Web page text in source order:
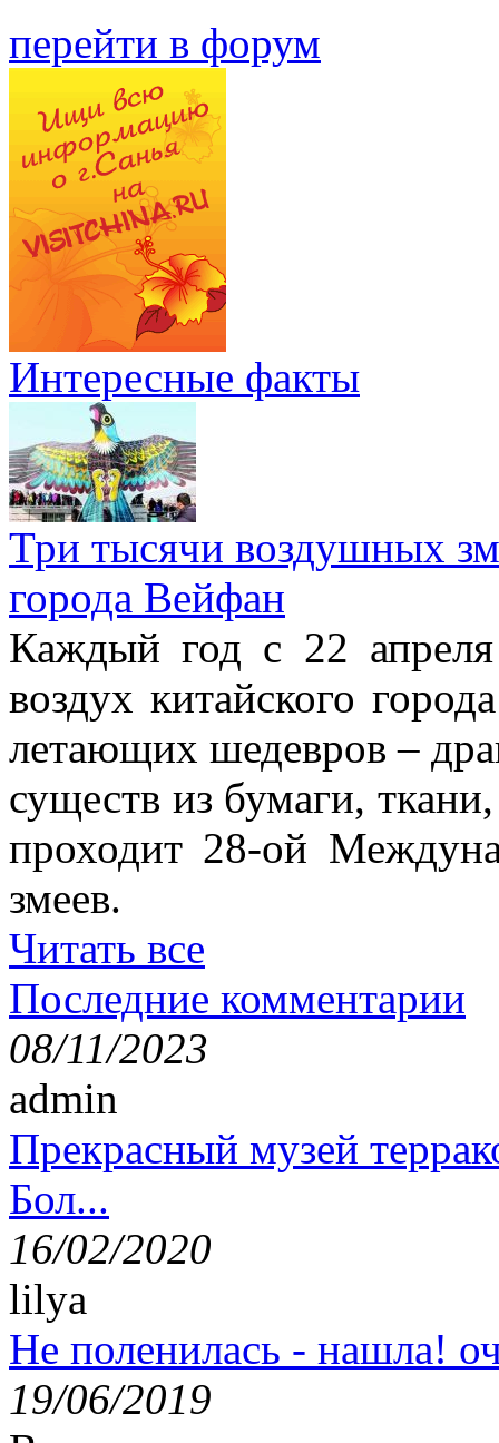
перейти в форум
Интересные факты
Три тысячи воздушных
города Вейфан
Каждый год с 22
воздух китайского
летающих шедевров –
существ из бумаги,
проходит 28-ой
змеев.
Читать все
Последние комментарии
08/11/2023
admin
Прекрасный музей
Бол...
16/02/2020
lilya
Не поленилась - нашла!
19/06/2019